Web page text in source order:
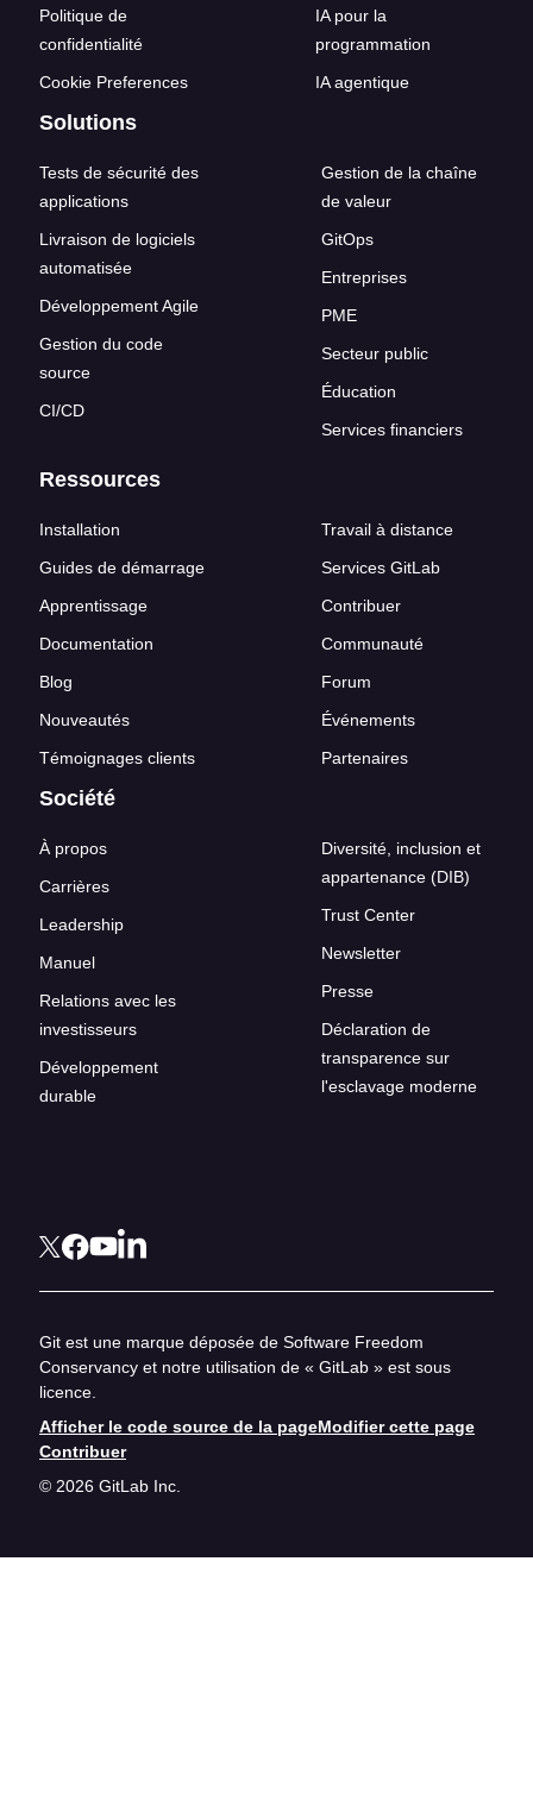
Politique de
confidentialité
Cookie Preferences
IA pour la
programmation
IA agentique
Solutions
Tests de sécurité des
applications
Livraison de logiciels
automatisée
Développement Agile
Gestion du code
source
CI/CD
Gestion de la chaîne
de valeur
GitOps
Entreprises
PME
Secteur public
Éducation
Services financiers
Ressources
Installation
Guides de démarrage
Apprentissage
Documentation
Blog
Nouveautés
Témoignages clients
Travail à distance
Services GitLab
Contribuer
Communauté
Forum
Événements
Partenaires
Société
À propos
Carrières
Leadership
Manuel
Relations avec les
investisseurs
Développement
durable
Diversité, inclusion et
appartenance (DIB)
Trust Center
Newsletter
Presse
Déclaration de
transparence sur
l'esclavage moderne
Git est une marque déposée de Software Freedom
Conservancy et notre utilisation de « GitLab » est sous
licence.
Afficher le code source de la pageModifier cette page
Contribuer
© 2026 GitLab Inc.